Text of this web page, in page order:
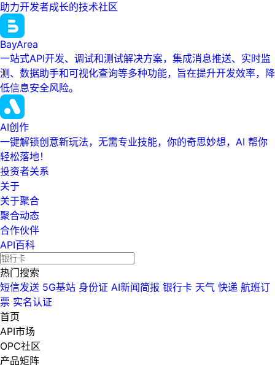
助力开发者成长的技术社区
BayArea
一站式API开发、调试和测试解决方案，集成消息推送、实时监
测、数据助手和可视化查询等多种功能，旨在提升开发效率，降
低信息安全风险。
AI创作
一键解锁创意新玩法，无需专业技能，你的奇思妙想，AI 帮你
轻松落地！
投资者关系
关于
关于聚合
聚合动态
合作伙伴
API百科
热门搜索
短信发送 5G基站 身份证 AI新闻简报 银行卡 天气 快递 航班订
票 实名认证
首页
API市场
OPC社区
产品矩阵